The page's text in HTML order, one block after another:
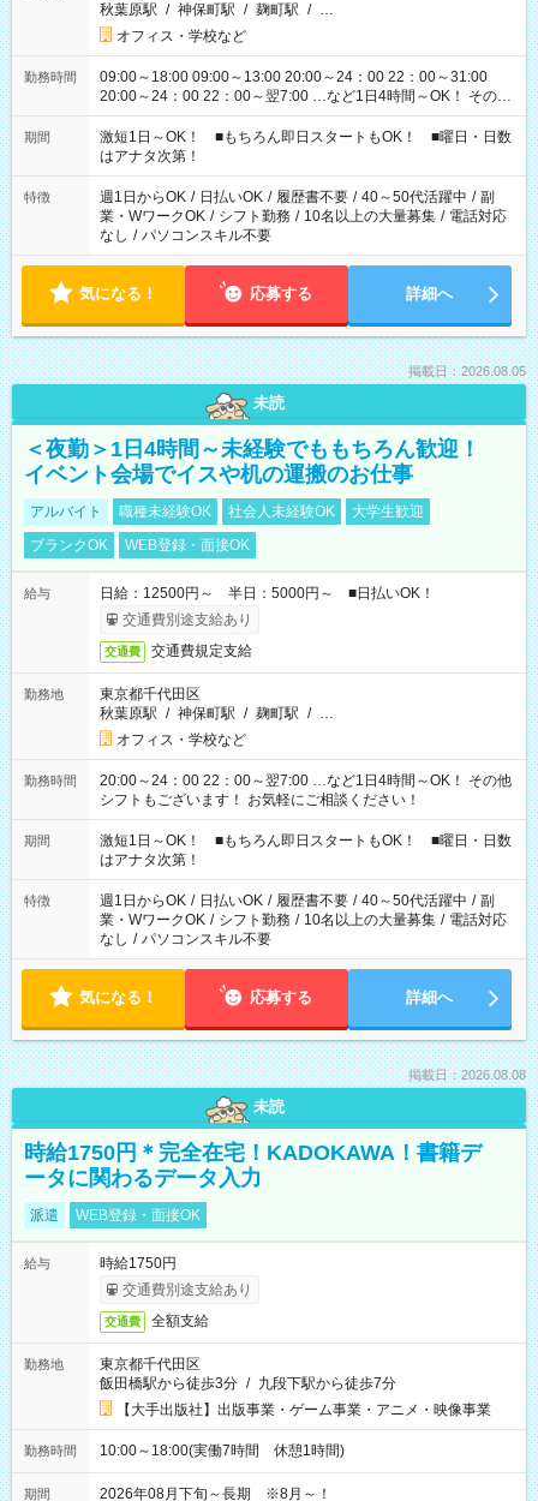
秋葉原駅 / 神保町駅 / 麹町駅 / …
オフィス・学校など
勤務時間
09:00～18:00 09:00～13:00 20:00～24：00 22：00～31:00
20:00～24：00 22：00～翌7:00 …など1日4時間～OK！ その他
シフトもございます！ お気軽にご相談ください！
期間
激短1日～OK！ ■もちろん即日スタートもOK！ ■曜日・日数
はアナタ次第！
特徴 週1日からOK / 日払いOK / 履歴書不要 / 40～50代活躍中 / 副
業・WワークOK / シフト勤務 / 10名以上の大量募集 / 電話対応
なし / パソコンスキル不要
気になる！ 応募する 詳細へ
掲載日：2026.08.05
未読
＜夜勤＞1日4時間～未経験でももちろん歓迎！
イベント会場でイスや机の運搬のお仕事
アルバイト 職種未経験OK 社会人未経験OK
大学生歓迎
ブランクOK
WEB登録・面接OK
給与
日給：12500円～ 半日：5000円～ ■日払いOK！
交通費別途支給あり
交通費 交通費規定支給
勤務地
東京都千代田区
秋葉原駅 / 神保町駅 / 麹町駅 / …
オフィス・学校など
勤務時間
20:00～24：00 22：00～翌7:00 …など1日4時間～OK！ その他
シフトもございます！ お気軽にご相談ください！
期間
激短1日～OK！ ■もちろん即日スタートもOK！ ■曜日・日数
はアナタ次第！
特徴 週1日からOK / 日払いOK / 履歴書不要 / 40～50代活躍中 / 副
業・WワークOK / シフト勤務 / 10名以上の大量募集 / 電話対応
なし / パソコンスキル不要
気になる！ 応募する 詳細へ
掲載日：2026.08.08
未読
時給1750円＊完全在宅！KADOKAWA！書籍デ
ータに関わるデータ入力
派遣 WEB登録・面接OK
給与
時給1750円
交通費別途支給あり
交通費 全額支給
勤務地
東京都千代田区
飯田橋駅から徒歩3分 / 九段下駅から徒歩7分
【大手出版社】出版事業・ゲーム事業・アニメ・映像事業
勤務時間 10:00～18:00(実働7時間 休憩1時間)
期間 2026年08月下旬～長期 ※8月～！